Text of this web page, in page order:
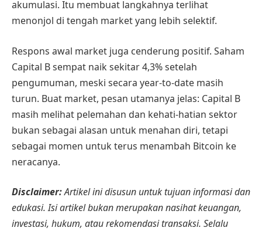
akumulasi. Itu membuat langkahnya terlihat
menonjol di tengah market yang lebih selektif.
Respons awal market juga cenderung positif. Saham
Capital B sempat naik sekitar 4,3% setelah
pengumuman, meski secara year-to-date masih
turun. Buat market, pesan utamanya jelas: Capital B
masih melihat pelemahan dan kehati-hatian sektor
bukan sebagai alasan untuk menahan diri, tetapi
sebagai momen untuk terus menambah Bitcoin ke
neracanya.
Disclaimer:Artikel ini disusun untuk tujuan informasi dan
edukasi. Isi artikel bukan merupakan nasihat keuangan,
investasi, hukum, atau rekomendasi transaksi. Selalu